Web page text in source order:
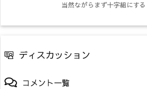
当然ながらまず十字組にす
ディスカッション
コメント一覧